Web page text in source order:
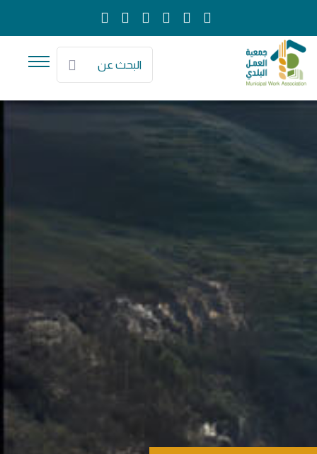
البحث عن